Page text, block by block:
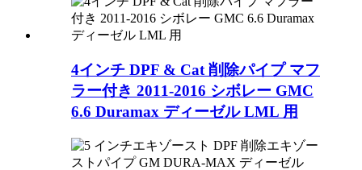
4インチ DPF & Cat 削除パイプ マフ
ラー付き 2011-2016 シボレー GMC
6.6 Duramax ディーゼル LML 用